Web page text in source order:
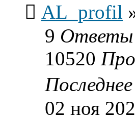
AL_profil
9 Ответы
10520
02 ноя